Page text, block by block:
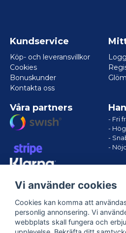
Kundservice
Köp- och leveransvillkor
Cookies
Bonuskunder
Kontakta oss
Våra partners
- Fri
-
-
-
Vi använder cookies
Cookies kan komma att
personlig annonsering. Vi
webbplats skall fungera och